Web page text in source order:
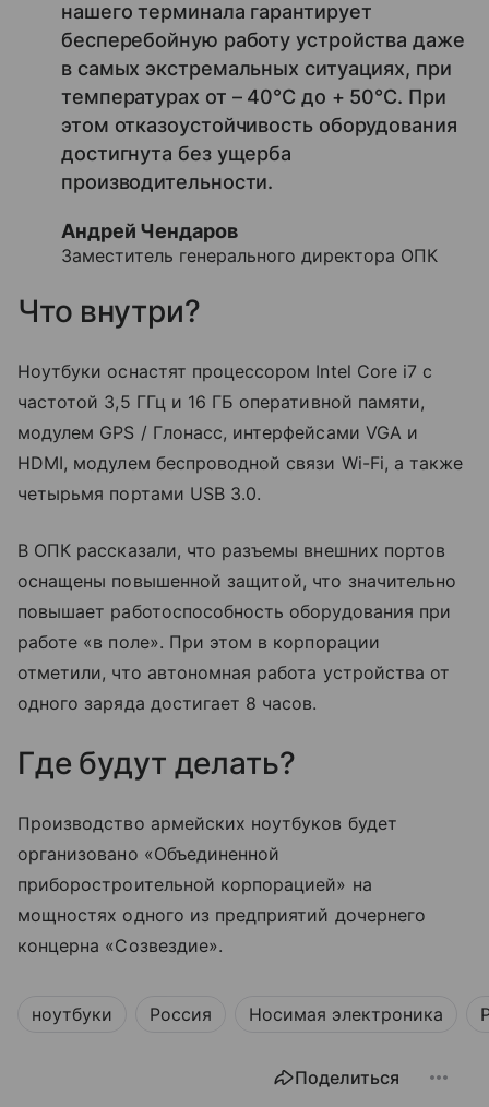
нашего терминала гарантирует
бесперебойную работу устройства даже
в самых экстремальных ситуациях, при
температурах от – 40°С до + 50°С. При
этом отказоустойчивость оборудования
достигнута без ущерба
производительности.
Андрей Чендаров
Заместитель генерального директора ОПК
Что внутри?
Ноутбуки оснастят процессором Intel Core i7 с
частотой 3,5 ГГц и 16 ГБ оперативной памяти,
модулем GPS / Глонасс, интерфейсами VGA и
HDMI, модулем беспроводной связи Wi-Fi, а также
четырьмя портами USB 3.0.
В ОПК рассказали, что разъемы внешних портов
оснащены повышенной защитой, что значительно
повышает работоспособность оборудования при
работе «в поле». При этом в корпорации
отметили, что автономная работа устройства от
одного заряда достигает 8 часов.
Где будут делать?
Производство армейских ноутбуков будет
организовано «Объединенной
приборостроительной корпорацией» на
мощностях одного из предприятий дочернего
концерна «Созвездие».
ноутбуки Россия Носимая электроника
Поделиться